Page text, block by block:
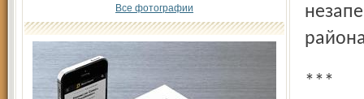
Все фотографии
***